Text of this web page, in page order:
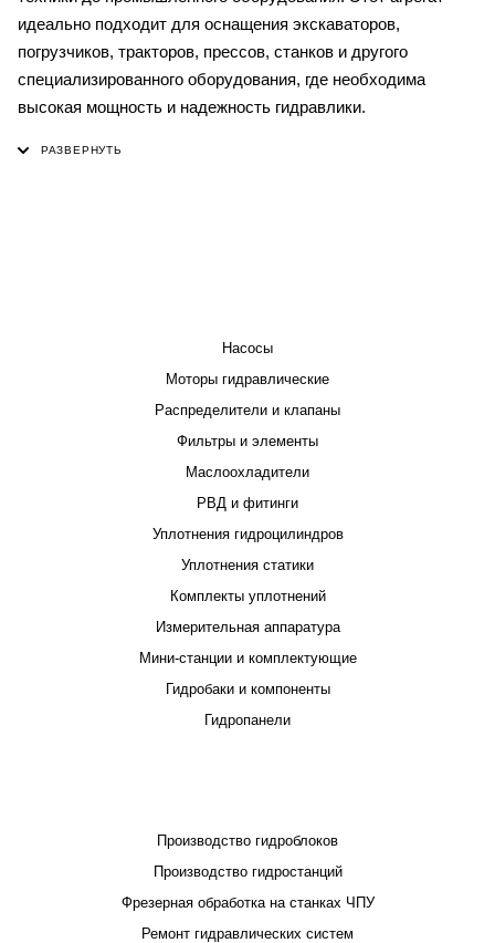
идеально подходит для оснащения экскаваторов,
погрузчиков, тракторов, прессов, станков и другого
специализированного оборудования, где необходима
высокая мощность и надежность гидравлики.
Насосы
Моторы гидравлические
Распределители и клапаны
Фильтры и элементы
Маслоохладители
РВД и фитинги
Уплотнения гидроцилиндров
Уплотнения статики
Комплекты уплотнений
Измерительная аппаратура
Мини-станции и комплектующие
Гидробаки и компоненты
Гидропанели
Производство гидроблоков
Производство гидростанций
Фрезерная обработка на станках ЧПУ
Ремонт гидравлических систем